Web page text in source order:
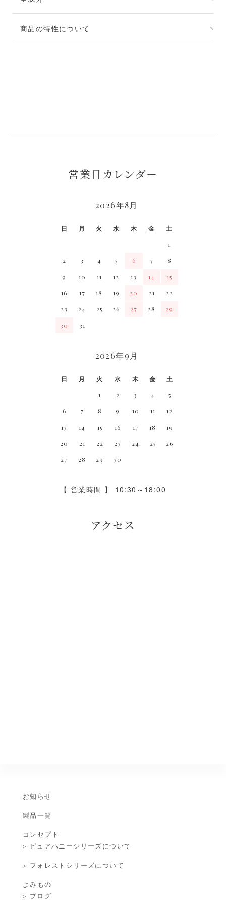
リコシルトレハロース・ヒアルロン酸Ｎａ・β－グル
商品の特性について
営業日カレンダー
2026年8月
日 月 火 水 木 金
土
1
2
3 4 5 6 7
8
9
10 11 12 13 14
15
16
17 18 19 20 21
22
23
24 25 26 27 28
29
30
31
2026年9月
日 月 火 水 木 金
土
1
2 3 4
5
6
7 8 9 10 11
12
13
14 15 16 17 18
19
20
21 22 23 24 25
26
27
28 29 30
【 営業時間 】 10:30～18:00
アクセス
お知らせ
製品一覧
コンセプト
▹ ピュアハニーシリーズについて
▹ フォレストシリーズについて
よみもの
▹ ブログ